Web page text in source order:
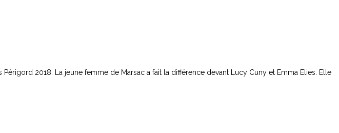
2018. La jeune femme de Marsac a fait la différence devant Lucy Cuny et Emma Elies. Elle